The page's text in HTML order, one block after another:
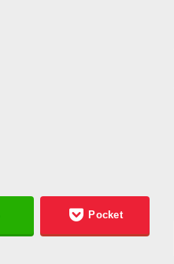
Pocket